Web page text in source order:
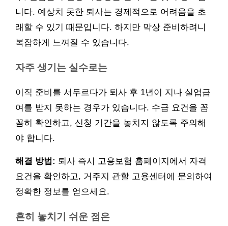
니다. 예상치 못한 퇴사는 경제적으로 어려움을 초
래할 수 있기 때문입니다. 하지만 막상 준비하려니
복잡하게 느껴질 수 있습니다.
자주 생기는 실수로는
이직 준비를 서두르다가 퇴사 후 1년이 지나 실업급
여를 받지 못하는 경우가 있습니다. 수급 요건을 꼼
꼼히 확인하고, 신청 기간을 놓치지 않도록 주의해
야 합니다.
해결 방법: 퇴사 즉시 고용보험 홈페이지에서 자격
요건을 확인하고, 거주지 관할 고용센터에 문의하여
정확한 정보를 얻으세요.
흔히 놓치기 쉬운 점은